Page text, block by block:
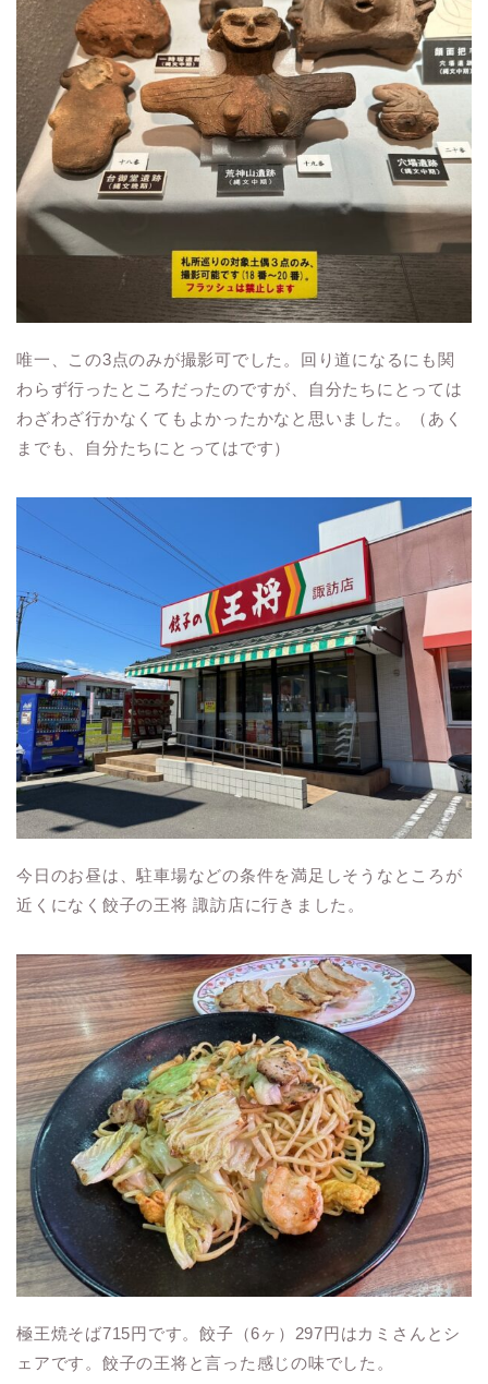
唯一、この3点のみが撮影可でした。回り道になるにも関
わらず行ったところだったのですが、自分たちにとっては
わざわざ行かなくてもよかったかなと思いました。（あく
までも、自分たちにとってはです）
今日のお昼は、駐車場などの条件を満足しそうなところが
近くになく餃子の王将 諏訪店に行きました。
極王焼そば715円です。餃子（6ヶ）297円はカミさんとシ
ェアです。餃子の王将と言った感じの味でした。